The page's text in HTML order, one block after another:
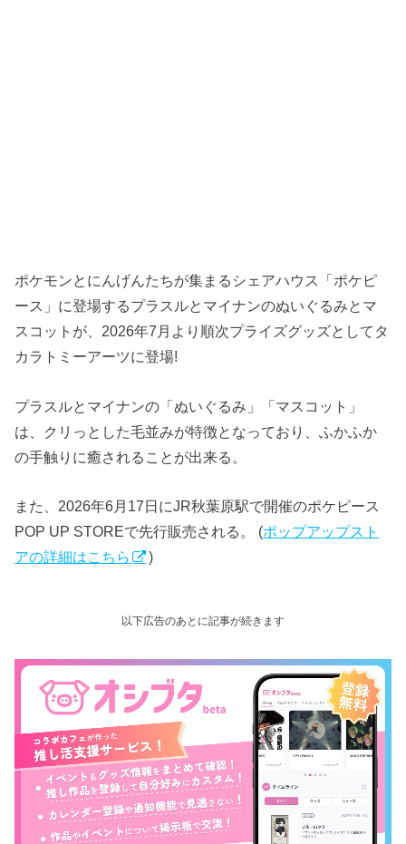
ポケモンとにんげんたちが集まるシェアハウス「ポケピ
ース」に登場するプラスルとマイナンのぬいぐるみとマ
スコットが、2026年7月より順次プライズグッズとしてタ
カラトミーアーツに登場!
プラスルとマイナンの「ぬいぐるみ」「マスコット」
は、クリっとした毛並みが特徴となっており、ふかふか
の手触りに癒されることが出来る。
また、2026年6月17日にJR秋葉原駅で開催のポケピース
POP UP STOREで先行販売される。 (ポップアップスト
アの詳細はこちら
)
以下広告のあとに記事が続きます